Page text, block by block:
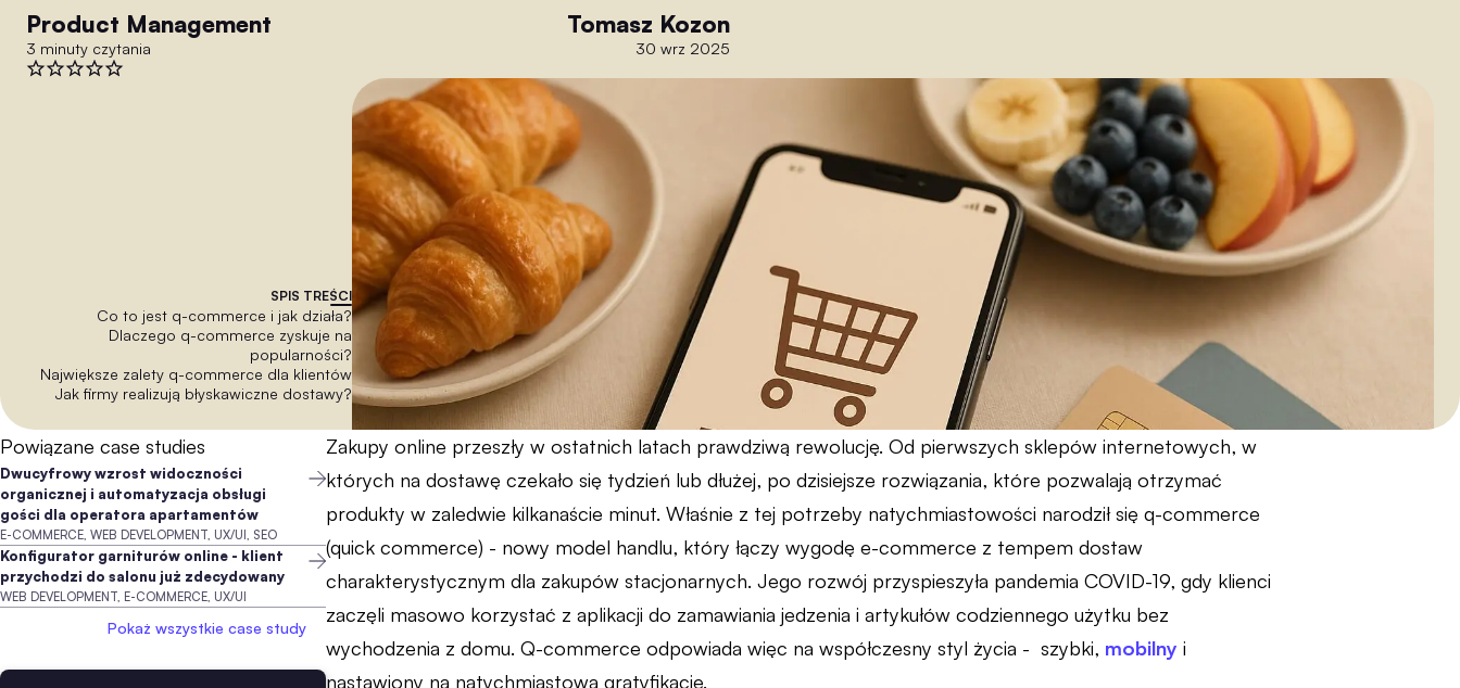
Product Management
3 minuty czytania
Tomasz Kozon
30 wrz 2025
SPIS TREŚCI
Co to jest q-commerce i jak działa?
Dlaczego q-commerce zyskuje na
popularności?
Największe zalety q-commerce dla klientów
Jak firmy realizują błyskawiczne dostawy?
Powiązane case studies
Dwucyfrowy wzrost widoczności
organicznej i automatyzacja obsługi
gości dla operatora apartamentów
E-COMMERCE, WEB DEVELOPMENT, UX/UI, SEO
Konfigurator garniturów online - klient
przychodzi do salonu już zdecydowany
WEB DEVELOPMENT, E-COMMERCE, UX/UI
Pokaż wszystkie case study
Zakupy online przeszły w ostatnich latach prawdziwą rewolucję. Od pierwszych sklepów internetowych, w
których na dostawę czekało się tydzień lub dłużej, po dzisiejsze rozwiązania, które pozwalają otrzymać
produkty w zaledwie kilkanaście minut. Właśnie z tej potrzeby natychmiastowości narodził się q-commerce
(quick commerce) - nowy model handlu, który łączy wygodę e-commerce z tempem dostaw
charakterystycznym dla zakupów stacjonarnych. Jego rozwój przyspieszyła pandemia COVID-19, gdy klienci
zaczęli masowo korzystać z aplikacji do zamawiania jedzenia i artykułów codziennego użytku bez
wychodzenia z domu. Q-commerce odpowiada więc na współczesny styl życia - szybki, mobilny i
nastawiony na natychmiastową gratyfikację.